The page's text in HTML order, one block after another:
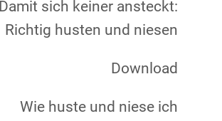
Damit sich keiner ansteckt:
Richtig husten und niesen
Download
Wie huste und niese ich